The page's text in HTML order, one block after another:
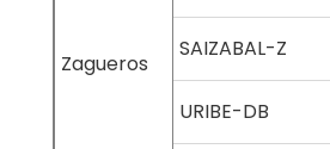
Zagueros
SAIZABAL-Z
URIBE-DB